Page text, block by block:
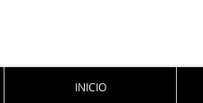
INICIO